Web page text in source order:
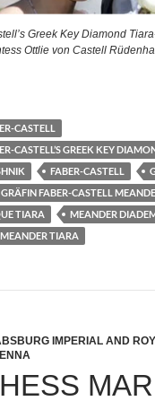
Greek Key Diamond
Ottlie von Castell
CASTELL
CASTELL’S GREEK KEY
FABER-CASTELL
GRÄFIN FABER-CASTELL
TIARA
MEANDER
MEANDER TIARA
IMPERIAL AND